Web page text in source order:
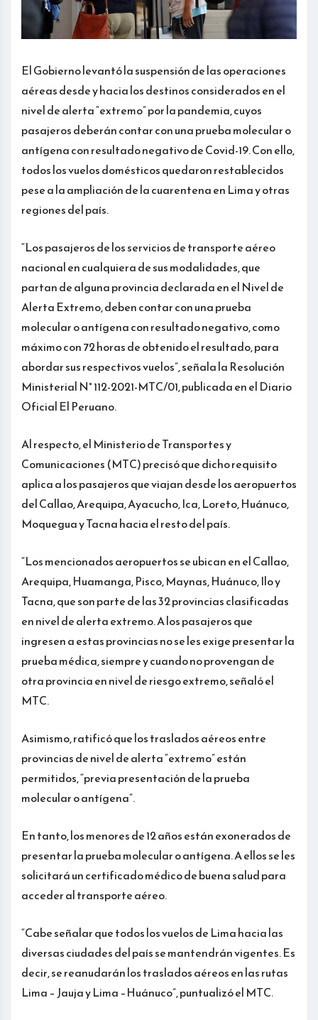
El Gobierno levantó la suspensión de las operaciones
aéreas desde y hacia los destinos considerados en el
nivel de alerta “extremo” por la pandemia, cuyos
pasajeros deberán contar con una prueba molecular o
antígena con resultado negativo de Covid-19. Con ello,
todos los vuelos domésticos quedaron restablecidos
pese a la ampliación de la cuarentena en Lima y otras
regiones del país.
“Los pasajeros de los servicios de transporte aéreo
nacional en cualquiera de sus modalidades, que
partan de alguna provincia declarada en el Nivel de
Alerta Extremo, deben contar con una prueba
molecular o antígena con resultado negativo, como
máximo con 72 horas de obtenido el resultado, para
abordar sus respectivos vuelos”, señala la Resolución
Ministerial N° 112-2021-MTC/01, publicada en el Diario
Oficial El Peruano.
Al respecto, el Ministerio de Transportes y
Comunicaciones (MTC) precisó que dicho requisito
aplica a los pasajeros que viajan desde los aeropuertos
del Callao, Arequipa, Ayacucho, Ica, Loreto, Huánuco,
Moquegua y Tacna hacia el resto del país.
“Los mencionados aeropuertos se ubican en el Callao,
Arequipa, Huamanga, Pisco, Maynas, Huánuco, Ilo y
Tacna, que son parte de las 32 provincias clasificadas
en nivel de alerta extremo. A los pasajeros que
ingresen a estas provincias no se les exige presentar la
prueba médica, siempre y cuando no provengan de
otra provincia en nivel de riesgo extremo, señaló el
MTC.
Asimismo, ratificó que los traslados aéreos entre
provincias de nivel de alerta “extremo” están
permitidos, “previa presentación de la prueba
molecular o antígena”.
En tanto, los menores de 12 años están exonerados de
presentar la prueba molecular o antígena. A ellos se les
solicitará un certificado médico de buena salud para
acceder al transporte aéreo.
“Cabe señalar que todos los vuelos de Lima hacia las
diversas ciudades del país se mantendrán vigentes. Es
decir, se reanudarán los traslados aéreos en las rutas
Lima – Jauja y Lima –Huánuco”, puntualizó el MTC.